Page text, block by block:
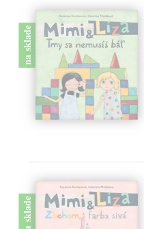
na sklade
na sklade